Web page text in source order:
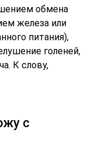
обмена
железа или
питания),
голеней,
К слову,
с